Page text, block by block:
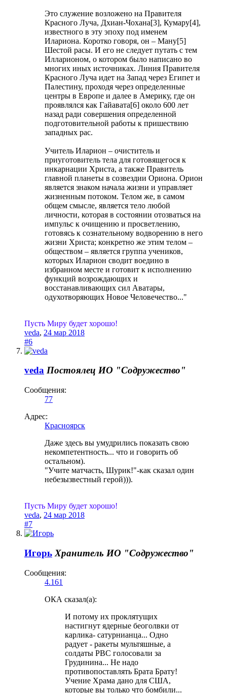
Это служение возложено на Правителя
Красного Луча, Дхиан-Чохана[3], Кумару[4],
известного в эту эпоху под именем
Илариона. Коротко говоря, он – Ману[5]
Шестой расы. И его не следует путать с тем
Илларионом, о котором было написано во
многих иных источниках. Линия Правителя
Красного Луча идет на Запад через Египет и
Палестину, проходя через определенные
центры в Европе и далее в Америку, где он
проявлялся как Гайавата[6] около 600 лет
назад ради совершения определенной
подготовительной работы к пришествию
западных рас.
Учитель Иларион – очиститель и
приуготовитель тела для готовящегося к
инкарнации Христа, а также Правитель
главной планеты в созвездии Ориона. Орион
является знаком начала жизни и управляет
жизненным потоком. Телом же, в самом
общем смысле, является тело любой
личности, которая в состоянии отозваться на
импульс к очищению и просветлению,
готовясь к сознательному водворению в него
жизни Христа; конкретно же этим телом –
обществом – является группа учеников,
которых Иларион сводит воедино в
избранном месте и готовит к исполнению
функций возрождающих и
восстанавливающих сил Аватары,
одухотворяющих Новое Человечество..."
Пусть Миру будет хорошо!
veda, 24 мар 2018
#6
veda Постоялец ИО "Содружество"
Сообщения:
77
Адрес:
Красноярск
Даже здесь вы умудрились показать свою
некомпетентность... что и говорить об
остальном).
"Учите матчасть, Шурик!"-как сказал один
небезызвестный герой))).
Пусть Миру будет хорошо!
veda, 24 мар 2018
#7
Игорь Хранитель ИО "Содружество"
Сообщения:
4.161
ОКА сказал(а):
И потому их проклятущих
настигнут ядерные беоголвки от
карлика- сатурнианца... Одно
радует - ракеты мультяшные, а
солдаты РВС голосовали за
Грудинина... Не надо
противопоставлять Брата Брату!
Учение Храма дано для США,
которые вы только что бомбили...